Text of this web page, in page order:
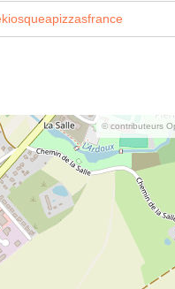
© contributeurs